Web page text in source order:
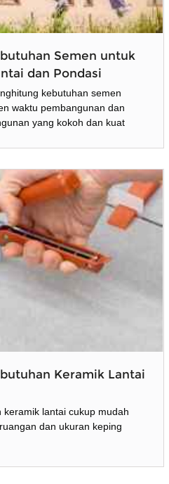
Semen untuk
dan Pondasi
kebutuhan semen
waktu pembangunan dan
yang kokoh dan kuat
Keramik Lantai
lantai cukup mudah
dan ukuran keping